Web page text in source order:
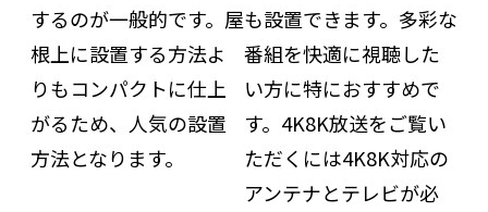
するのが一般的です。屋
根上に設置する方法よ
りもコンパクトに仕上
がるため、人気の設置
方法となります。
も設置できます。多彩な
番組を快適に視聴した
い方に特におすすめで
す。4K8K放送をご覧い
ただくには4K8K対応の
アンテナとテレビが必